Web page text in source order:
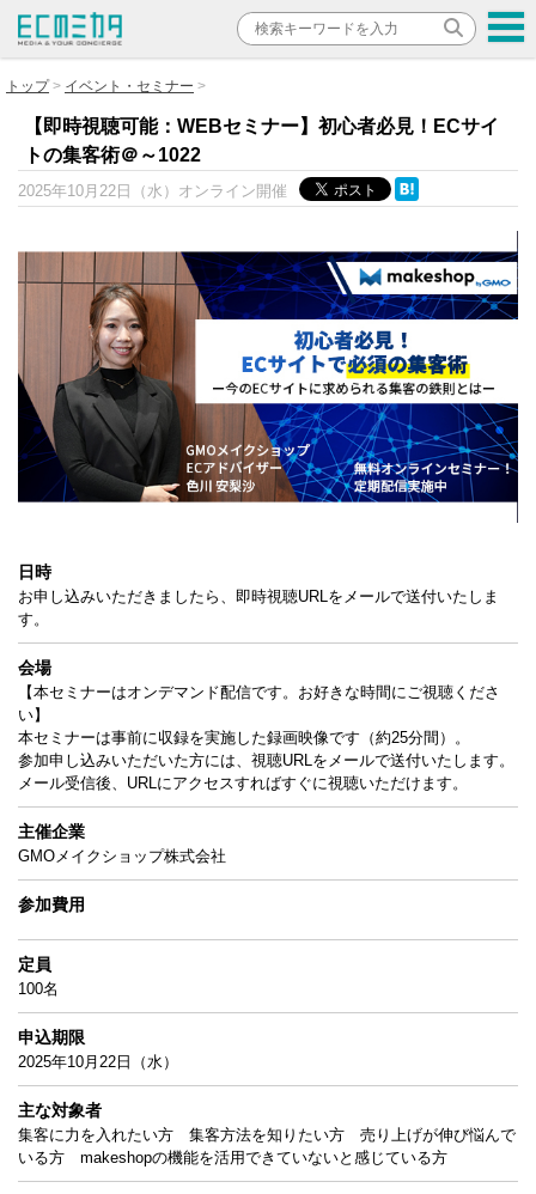
トップ イベント・セミナー
【即時視聴可能：WEBセミナー】初心者必見！ECサイ
トの集客術＠～1022
2025年10月22日（水） オンライン開催
日時
お申し込みいただきましたら、即時視聴URLをメールで送付いたしま
す。
会場
【本セミナーはオンデマンド配信です。お好きな時間にご視聴くださ
い】
本セミナーは事前に収録を実施した録画映像です（約25分間）。
参加申し込みいただいた方には、視聴URLをメールで送付いたします。
メール受信後、URLにアクセスすればすぐに視聴いただけます。
主催企業
GMOメイクショップ株式会社
参加費用
定員
100名
申込期限
2025年10月22日（水）
主な対象者
集客に力を入れたい方 集客方法を知りたい方 売り上げが伸び悩んで
いる方 makeshopの機能を活用できていないと感じている方